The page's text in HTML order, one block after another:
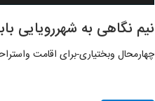
نیم نگاهی به شهررویایی
چهارمحال وبختیاری-برای اقامت